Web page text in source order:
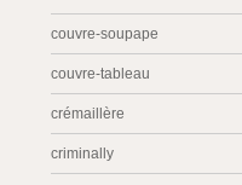
couvre-soupape
couvre-tableau
crémaillère
criminally